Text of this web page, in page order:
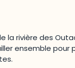
la rivière des
ensemble pour